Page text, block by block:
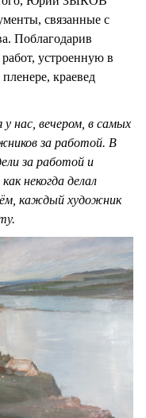
связанные с
Поблагодарив
устроенную в
краевед
нас, вечером, в самых
за работой. В
за работой и
некогда делал
каждый художник